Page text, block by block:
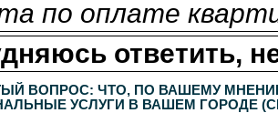
по оплате
ответить,
ВОПРОС: ЧТО, ПО ВАШЕМУ
УСЛУГИ В ВАШЕМ ГОРОДЕ